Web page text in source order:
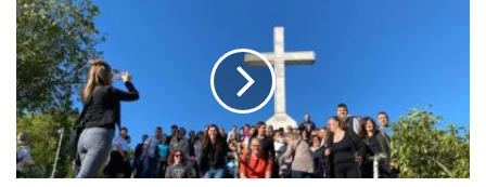
Hrvata
iz
dijaspore
u
Međugorje
2025.
godine